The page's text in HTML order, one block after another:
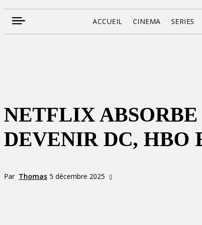
ACCUEIL CINEMA SERIES
NETFLIX ABSORBE
DEVENIR DC, HBO
Par Thomas 5 décembre 2025 0